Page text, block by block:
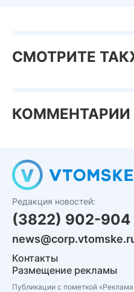
СМОТРИТЕ
КОММЕНТАРИИ
Редакция новостей:
(3822) 902-904
Контакты
Размещение рекламы
Публикации с пометкой